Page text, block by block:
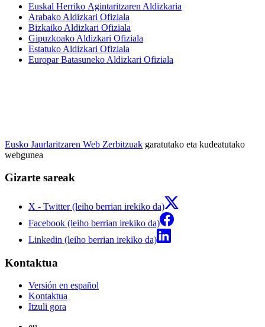
Euskal Herriko Agintaritzaren Aldizkaria
Arabako Aldizkari Ofiziala
Bizkaiko Aldizkari Ofiziala
Gipuzkoako Aldizkari Ofiziala
Estatuko Aldizkari Ofiziala
Europar Batasuneko Aldizkari Ofiziala
Eusko Jaurlaritzaren Web Zerbitzuak garatutako eta kudeatutako
webgunea
Gizarte sareak
X - Twitter (leiho berrian irekiko da)
Facebook (leiho berrian irekiko da)
Linkedin (leiho berrian irekiko da)
Kontaktua
Versión en español
Kontaktua
Itzuli gora